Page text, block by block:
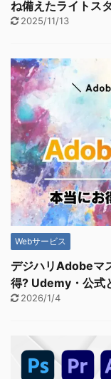
ね備えたライトス
2025/11/13
Webサービス
デジハリAdobeマ
得? Udemy・公式
2026/1/4